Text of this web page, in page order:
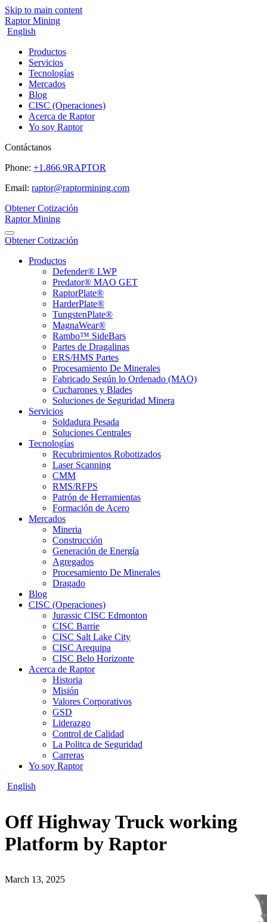
Skip to main content
Raptor Mining
English
Productos
Servicios
Tecnologías
Mercados
Blog
CISC (Operaciones)
Acerca de Raptor
Yo soy Raptor
Contáctanos
Phone: +1.866.9RAPTOR
Email: raptor@raptormining.com
Obtener Cotización
Raptor Mining
Obtener Cotización
Productos
Defender® LWP
Predator® MAO GET
RaptorPlate®
HarderPlate®
TungstenPlate®
MagnaWear®
Rambo™ SideBars
Partes de Dragalinas
ERS/HMS Partes
Procesamiento De Minerales
Fabricado Según lo Ordenado (MAO)
Cucharones y Blades
Soluciones de Seguridad Minera
Servicios
Soldadura Pesada
Soluciones Centrales
Tecnologías
Recubrimientos Robotizados
Laser Scanning
CMM
RMS/RFPS
Patrón de Herramientas
Formación de Acero
Mercados
Mineria
Construcción
Generación de Energía
Agregados
Procesamiento De Minerales
Dragado
Blog
CISC (Operaciones)
Jurassic CISC Edmonton
CISC Barrie
CISC Salt Lake City
CISC Arequipa
CISC Belo Horizonte
Acerca de Raptor
Historia
Misión
Valores Corporativos
GSD
Liderazgo
Control de Calidad
La Politca de Seguridad
Carreras
Yo soy Raptor
English
Off Highway Truck working
Platform by Raptor
March 13, 2025